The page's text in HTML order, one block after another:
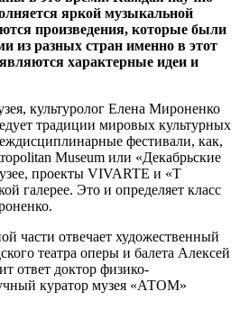
яркой музыкальной
произведения, которые были
из разных стран именно в этот
характерные идеи и
культуролог Елена Мироненко
традиции мировых культурных
фестивали, как,
Museum или «Декабрьские
проекты VIVARTE и «Т
галерее. Это и определяет класс
части отвечает художественный
театра оперы и балета Алексей
ответ доктор физико-
куратор музея «АТОМ»